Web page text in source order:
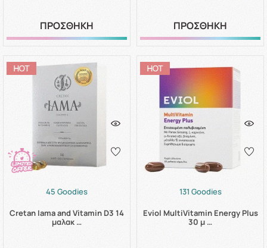
ΠΡΟΣΘΗΚΗ ΠΡΟΣΘΗΚΗ
45 Goodies
Cretan Iama and Vitamin D3 14
μαλακ …
131 Goodies
Eviol MultiVitamin Energy Plus
30 μ …